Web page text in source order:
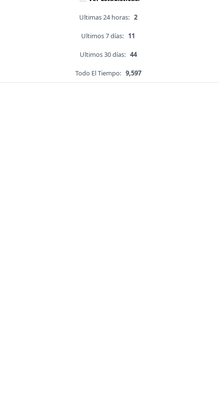
Ultimas 24 horas: 2
Ultimos 7 días: 11
Ultimos 30 días: 44
Todo El Tiempo: 9,597